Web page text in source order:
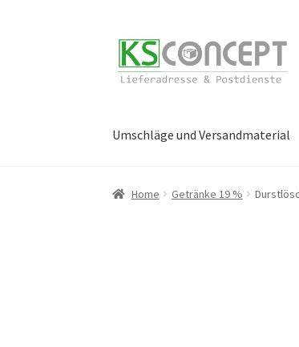
Zur
Navigation
springen
Zum
Inhalt
springen
Umschläge und Versandmaterial
Start Cookie-Richtlinie (EU)
Home Getränke 19 %